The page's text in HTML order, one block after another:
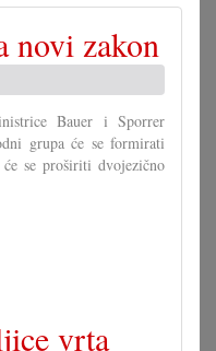
novi zakon
Bauer i Sporrer
grupa će se formirati
se proširiti dvojezično
vrta